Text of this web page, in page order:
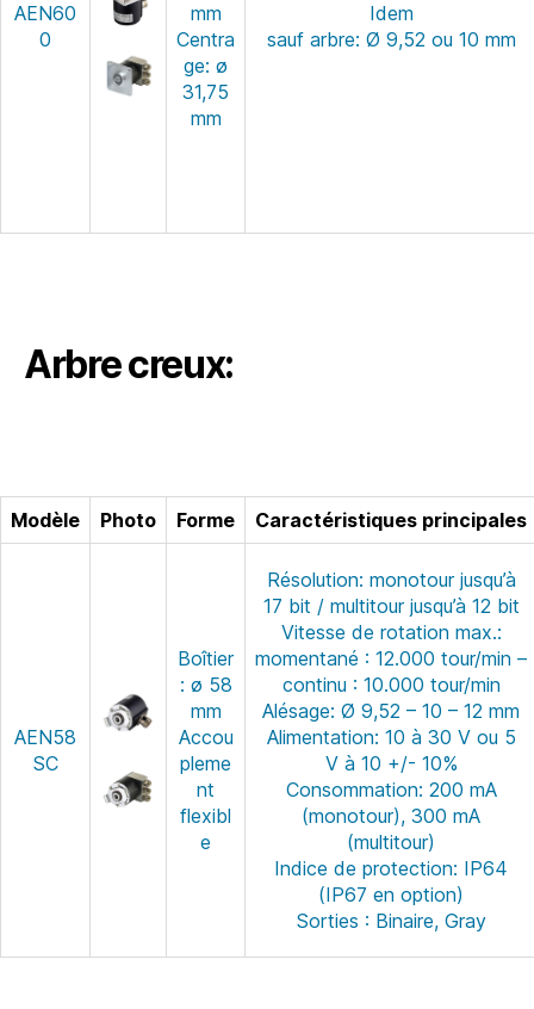
AEN60
0
mm
Centra
ge: ø
31,75
mm
Idem
sauf arbre: Ø 9,52 ou 10 mm
Arbre creux:
Modèle Photo Forme Caractéristiques principales
AEN58
SC
Boîtier
: ø 58
mm
Accou
pleme
nt
flexibl
e
Résolution: monotour jusqu’à
17 bit / multitour jusqu’à 12 bit
Vitesse de rotation max.:
momentané : 12.000 tour/min –
continu : 10.000 tour/min
Alésage: Ø 9,52 – 10 – 12 mm
Alimentation: 10 à 30 V ou 5
V à 10 +/- 10%
Consommation: 200 mA
(monotour), 300 mA
(multitour)
Indice de protection: IP64
(IP67 en option)
Sorties : Binaire, Gray